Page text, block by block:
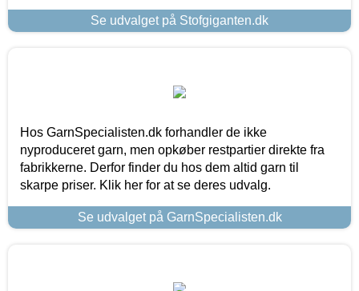
Se udvalget på Stofgiganten.dk
Hos GarnSpecialisten.dk forhandler de ikke
nyproduceret garn, men opkøber restpartier direkte fra
fabrikkerne. Derfor finder du hos dem altid garn til
skarpe priser. Klik her for at se deres udvalg.
Se udvalget på GarnSpecialisten.dk